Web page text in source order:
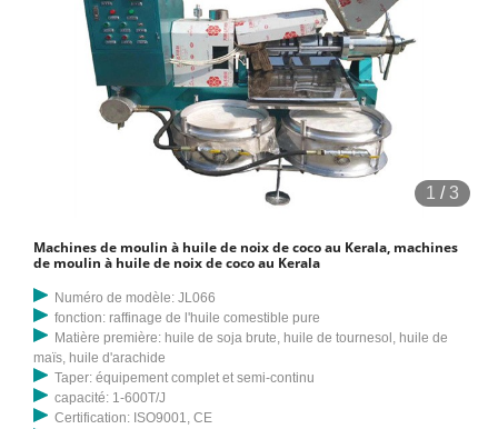
1 /3
Machines de moulin à huile de noix de coco au Kerala, machines
de moulin à huile de noix de coco au Kerala
Numéro de modèle: JL066
fonction: raffinage de l'huile comestible pure
Matière première: huile de soja brute, huile de tournesol, huile de
maïs, huile d'arachide
Taper: équipement complet et semi-continu
capacité: 1-600T/J
Certification: ISO9001, CE